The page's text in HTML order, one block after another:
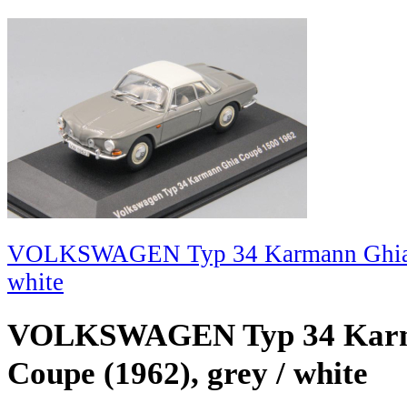
VOLKSWAGEN Typ 34 Karmann
white
VOLKSWAGEN Typ 34
Coupe (1962), grey / white